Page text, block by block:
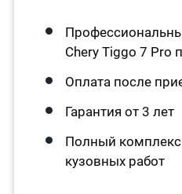
Chery Tiggo 7 Pro
Оплата после
Гарантия от 3 лет
Полный
кузовных работ